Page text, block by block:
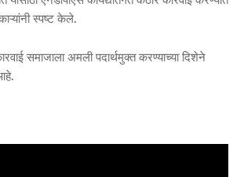
स्पष्ट केले.
समाजाला अमली पदार्थमुक्त करण्याच्या दिशेने